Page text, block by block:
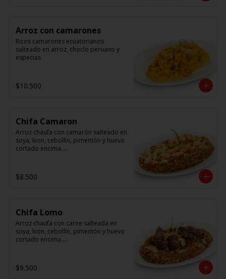
Arroz con camarones
Ricos camarones ecuatorianos
salteado en arroz, choclo peruano y
especias
$10.500
Chifa Camaron
Arroz chaufa con camarón salteado en
soya, kion, cebollín, pimentón y huevo
cortado encima.
soya, cebollín, tomate y cebolla
morada.
$8.500
Chifa Lomo
Arroz chaufa con carne salteada en
soya, kion, cebollín, pimentón y huevo
cortado encima.
cebollín, tomate y cebolla morada.
$9.500